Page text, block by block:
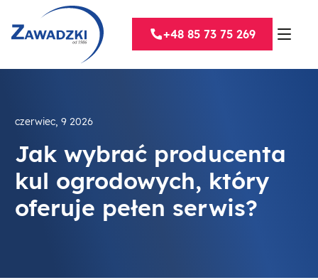
+48 85 73 75 269
czerwiec, 9 2026
Jak wybrać producenta
kul ogrodowych, który
oferuje pełen serwis?